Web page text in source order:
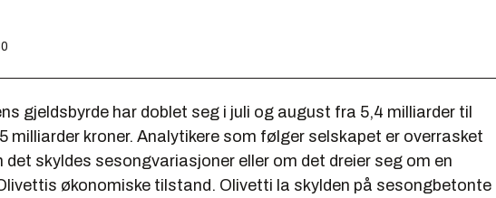
gjeldsbyrde har doblet seg i juli og august fra 5,4 milliarder til
milliarder kroner. Analytikere som følger selskapet er overrasket
det skyldes sesongvariasjoner eller om det dreier seg om en
økonomiske tilstand. Olivetti la skylden på sesongbetonte